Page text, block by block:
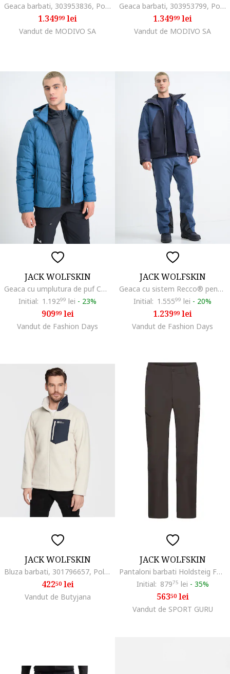
Geaca barbati, 303953836, Poliamida, Negru, Negru
1.34999lei
Vandut de MODIVO SA
Geaca barbati, 303953799, Poliamida, Bej, Bej
1.34999lei
Vandut de MODIVO SA
JACK WOLFSKIN
Geaca cu umplutura de puf Colonius, Albastru inchis
Initial: 1.19299 lei - 23%
90999lei
Vandut de Fashion Days
JACK WOLFSKIN
Geaca cu sistem Recco® pentru ski Flowline 2L Ins, Bleumarin
Initial: 1.55599 lei - 20%
1.23999lei
Vandut de Fashion Days
JACK WOLFSKIN
Bluza barbati, 301796657, Poliester, Bej
42250lei
Vandut de Butyjana
JACK WOLFSKIN
Pantaloni barbati Holdsteig FW 2025, Maro
Initial: 87975 lei - 35%
56350lei
Vandut de SPORT GURU